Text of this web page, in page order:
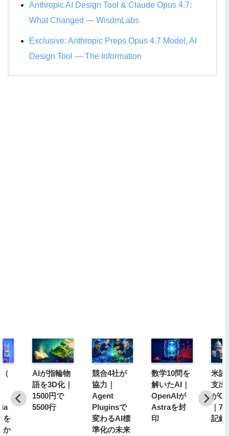
Anthropic AI Design Tool & Claude Opus 4.7:
What Changed — WisdmLabs
Exclusive: Anthropic Preps Opus 4.7 Model, AI
Design Tool — The Information
を
か
AIが指輪物
語を3D化｜
1500円で
5500行
競合4社が
協力｜
Agent
Pluginsで
変わるAI標
準化の未来
数学10問を
解いたAI｜
OpenAIが
Astraを封
印
米議
支出
が
｜
記録